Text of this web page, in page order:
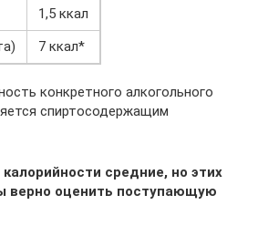
1,5 ккал
7 ккал*
конкретного алкогольного
спиртосодержащим
средние, но этих
верно оценить поступающую